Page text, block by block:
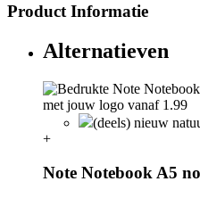
Product Informatie
Alternatieven
(deels) nieuw
+
Note Notebook A5